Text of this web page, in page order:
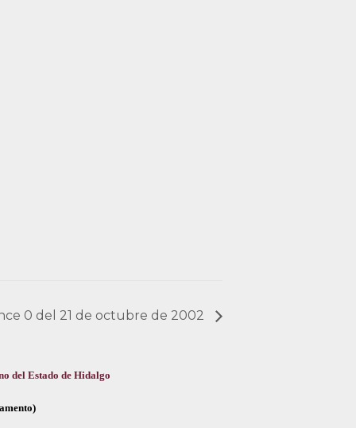
0 del 21 de octubre de 2002
del Estado de Hidalgo